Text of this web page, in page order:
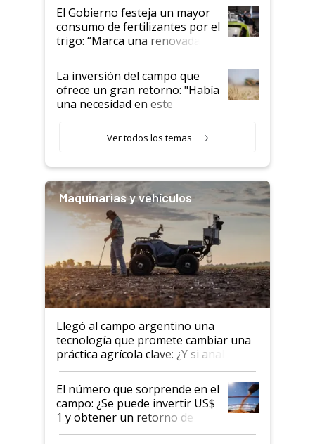
El Gobierno festeja un mayor
consumo de fertilizantes por el
trigo: “Marca una renovada
confianza de los productores”
La inversión del campo que
ofrece un gran retorno: "Había
una necesidad en este
Ver todos los temas
Maquinarias y vehículos
Llegó al campo argentino una
tecnología que promete cambiar una
práctica agrícola clave: ¿Y si analizar
el suelo fuera tan simple como
apretar un botón?
El número que sorprende en el
campo: ¿Se puede invertir US$
1 y obtener un retorno de
hasta US$ 10 en agricultura?